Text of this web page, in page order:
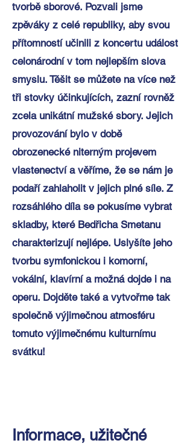
tvorbě sborové. Pozvali jsme
zpěváky z celé republiky, aby svou
přítomností učinili z koncertu událost
celonárodní v tom nejlepším slova
smyslu. Těšit se můžete na více než
tři stovky účinkujících, zazní rovněž
zcela unikátní mužské sbory. Jejich
provozování bylo v době
obrozenecké niterným projevem
vlastenectví a věříme, že se nám je
podaří zahlaholit v jejich plné síle. Z
rozsáhlého díla se pokusíme vybrat
skladby, které Bedřicha Smetanu
charakterizují nejlépe. Uslyšíte jeho
tvorbu symfonickou i komorní,
vokální, klavírní a možná dojde i na
operu. Dojděte také a vytvořme tak
společně výjimečnou atmosféru
tomuto výjimečnému kulturnímu
svátku!
Informace, užitečné